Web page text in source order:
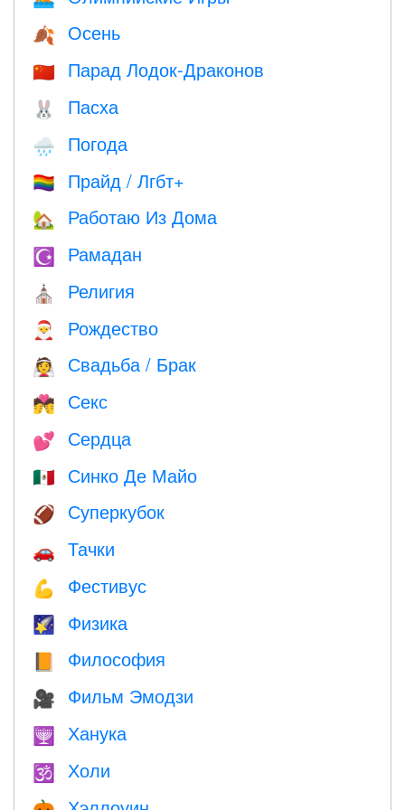
🍂 Осень
🇨🇳 Парад Лодок-Драконов
🐰 Пасха
🌧 Погода
🏳️‍🌈 Прайд / Лгбт+
🏡 Работаю Из Дома
☪️ Рамадан
⛪️ Религия
🎅 Рождество
👰 Свадьба / Брак
💏 Секс
💕 Сердца
🇲🇽 Синко Де Майо
🏈 Суперкубок
🚗 Тачки
💪 Фестивус
🌠 Физика
📙 Философия
🎥 Фильм Эмодзи
🕎 Ханука
🕉 Холи